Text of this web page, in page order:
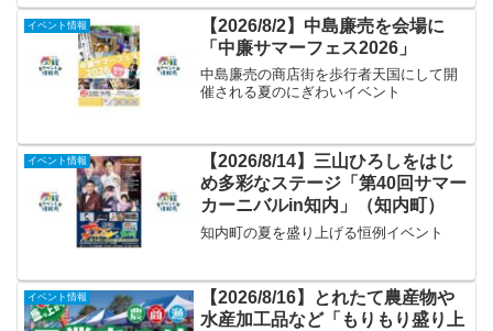
イベント情報
【2026/8/2】中島廉売を会場に
「中廉サマーフェス2026」
中島廉売の商店街を歩行者天国にして開
催される夏のにぎわいイベント
イベント情報
【2026/8/14】三山ひろしをはじ
め多彩なステージ「第40回サマー
カーニバルin知内」（知内町）
知内町の夏を盛り上げる恒例イベント
イベント情報
【2026/8/16】とれたて農産物や
水産加工品など「もりもり盛り上